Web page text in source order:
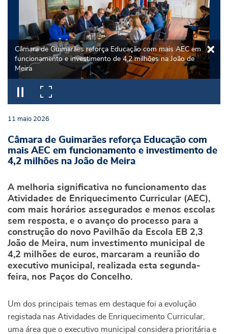
Câmara de Guimarães reforça Educação com mais AEC em
funcionamento e investimento de 4,2 milhões na João de
Meira
11 maio 2026
Câmara de Guimarães reforça Educação com
mais AEC em funcionamento e investimento de
4,2 milhões na João de Meira
A melhoria significativa no funcionamento das
Atividades de Enriquecimento Curricular (AEC),
com mais horários assegurados e menos escolas
sem resposta, e o avanço do processo para a
construção do novo Pavilhão da Escola EB 2,3
João de Meira, num investimento municipal de
4,2 milhões de euros, marcaram a reunião do
executivo municipal, realizada esta segunda-
feira, nos Paços do Concelho.
Um dos principais temas em destaque foi a evolução
registada nas Atividades de Enriquecimento Curricular,
uma área que o executivo municipal considera prioritária e